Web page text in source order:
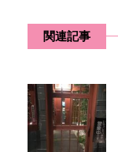
関連記事